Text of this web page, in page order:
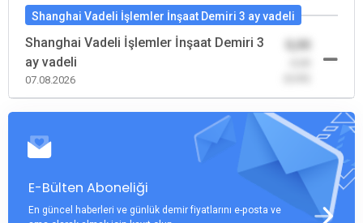
Shanghai Vadeli İşlemler İnşaat Demiri 3 ay vadeli
Shanghai Vadeli İşlemler İnşaat Demiri 3
ay vadeli
07.08.2026
0,00
E-Bülten Aboneliği
En güncel haberleri ve günlük demir fiyatlarını e-posta ve